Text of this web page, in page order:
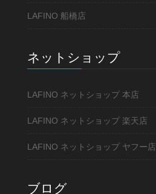
LAFINO 船橋店
ネットショップ
LAFINO ネットショップ 本店
LAFINO ネットショップ 楽天店
LAFINO ネットショップ ヤフー店
ブログ